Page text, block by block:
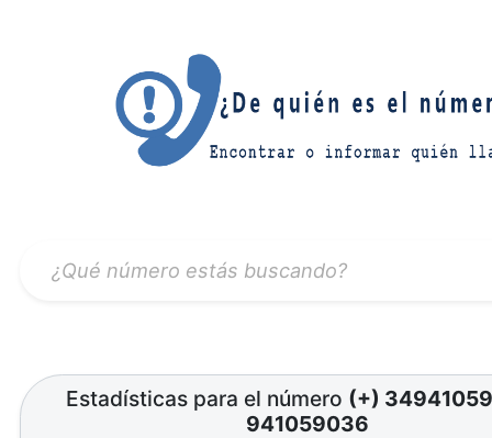
Estadísticas para el número (+)
941059036